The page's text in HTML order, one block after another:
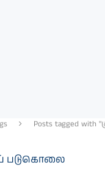
Posts tagged with
படுகொலை